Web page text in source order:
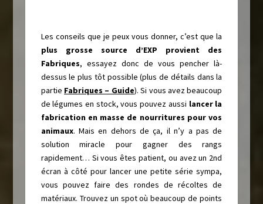
Les conseils que je peux vous donner, c’est que la
plus grosse source d’EXP provient des
Fabriques, essayez donc de vous pencher là-
dessus le plus tôt possible (plus de détails dans la
partie Fabriques – Guide). Si vous avez beaucoup
de légumes en stock, vous pouvez aussi lancer la
fabrication en masse de nourritures pour vos
animaux. Mais en dehors de ça, il n’y a pas de
solution miracle pour gagner des rangs
rapidement… Si vous êtes patient, ou avez un 2nd
écran à côté pour lancer une petite série sympa,
vous pouvez faire des rondes de récoltes de
matériaux. Trouvez un spot où beaucoup de points